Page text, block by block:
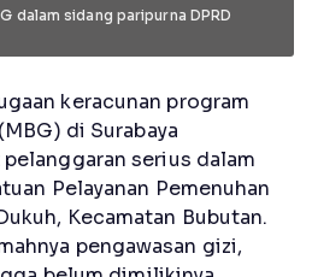
dalam sidang paripurna DPRD
keracunan program
di Surabaya
serius dalam
Pelayanan Pemenuhan
Kecamatan Bubutan.
pengawasan gizi,